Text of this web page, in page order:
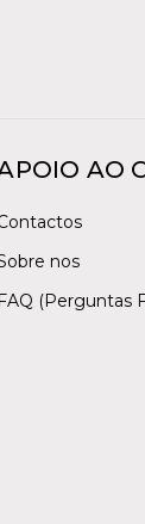
AO
nos
FAQ (Perguntas